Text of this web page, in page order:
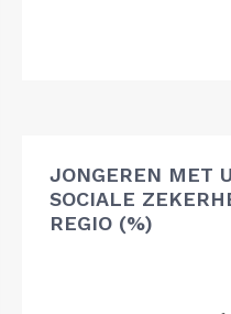
JONGEREN MET
SOCIALE
REGIO (%)